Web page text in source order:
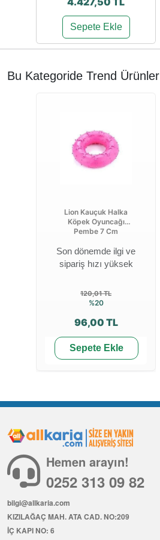
Sepete Ekle
Bu Kategoride Trend Ürünler
Lion Kauçuk Halka
Köpek Oyuncağı
Pembe 7 Cm
Son dönemde ilgi ve
sipariş hızı yüksek
120,01 TL
%20
96,00 TL
Sepete Ekle
Hemen arayın!
0252 313 09 82
bilgi@allkaria.com
KIZILAĞAÇ MAH. ATA CAD. NO:209
İÇ KAPI NO: 6